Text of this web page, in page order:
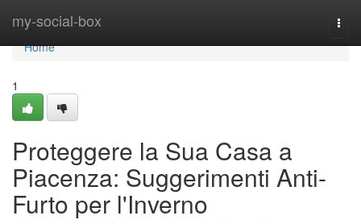
my-social-box
Home
Home
1
Proteggere la Sua Casa a
Piacenza: Suggerimenti Anti-
Furto per l'Inverno